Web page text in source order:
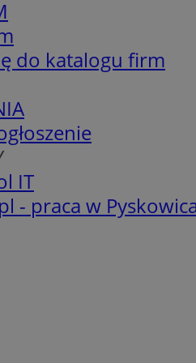
do katalogu firm
IT
- praca w